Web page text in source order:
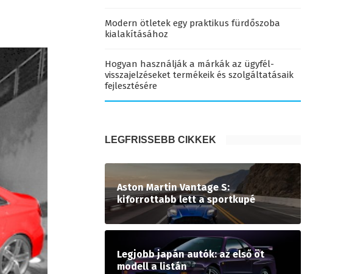
Modern ötletek egy praktikus fürdőszoba
kialakításához
Hogyan használják a márkák az ügyfél-
visszajelzéseket termékeik és szolgáltatásaik
fejlesztésére
LEGFRISSEBB CIKKEK
Aston Martin Vantage S:
kiforrottabb lett a sportkupé
Legjobb japán autók: az első öt
modell a listán